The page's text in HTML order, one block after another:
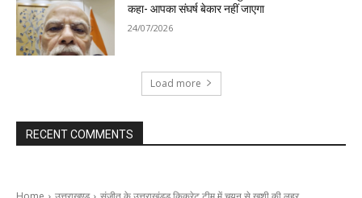
कहा- आपका संघर्ष बेकार नहीं जाएगा
24/07/2026
Load more
RECENT COMMENTS